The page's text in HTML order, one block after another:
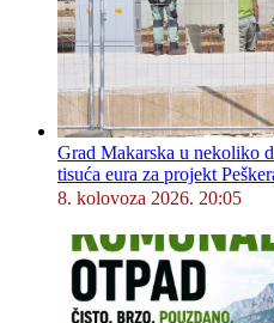
Grad Makarska u nekoliko
tisuća eura za projekt
8. kolovoza 2026. 20:05